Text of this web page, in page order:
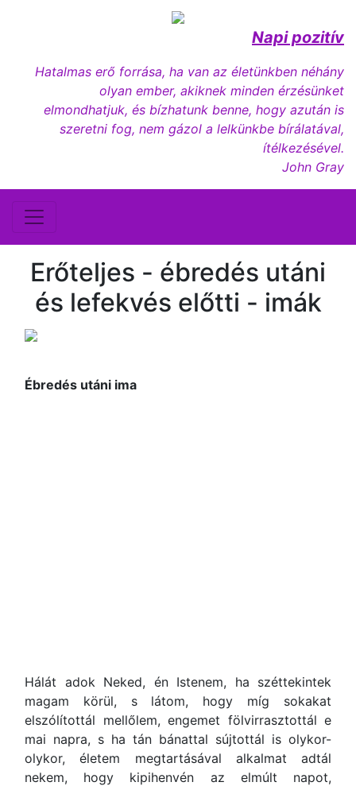
Napi pozitív
Hatalmas erő forrása, ha van az életünkben néhány
olyan ember, akiknek minden érzésünket
elmondhatjuk, és bízhatunk benne, hogy azután is
szeretni fog, nem gázol a lelkünkbe bírálatával,
ítélkezésével.
John Gray
Erőteljes - ébredés utáni
és lefekvés előtti - imák
Ébredés utáni ima
Hálát adok Neked, én Istenem, ha széttekintek
magam körül, s látom, hogy míg sokakat
elszólítottál mellőlem, engemet fölvirrasztottál e
mai napra, s ha tán bánattal sújtottál is olykor-
olykor, életem megtartásával alkalmat adtál
nekem, hogy kipihenvén az elmúlt napot,